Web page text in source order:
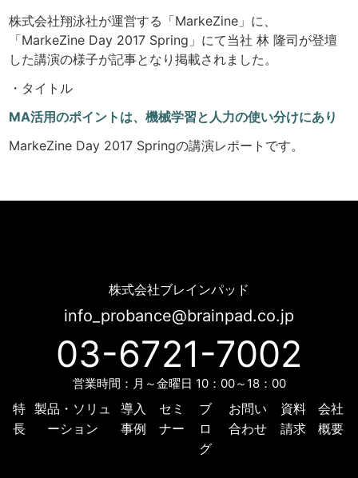
株式会社翔泳社が運営する「MarkeZine」に、
「MarkeZine Day 2017 Spring」にて当社 林 隆司が登壇
した講演の様子が記事となり掲載されました。
・タイトル
MA活用のポイントは、機械学習と人力の使い分けにあり
MarkeZine Day 2017 Springの講演レポートです。
株式会社ブレインパッド
info_probance@brainpad.co.jp
03-6721-7002
営業時間：月～金曜日 10：00～18：00
特
長
製品・ソリュ
ーション
導入
事例
セミ
ナー
ブ
ロ
グ
お問い
合わせ
資料
請求
会社
概要